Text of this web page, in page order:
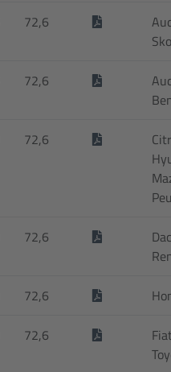
72,6
72,6
72,6
72,6
72,6
72,6